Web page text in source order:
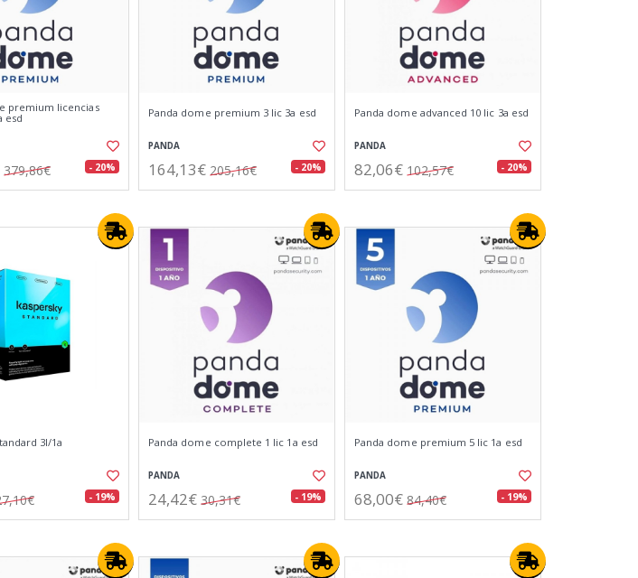
premium licencias
esd
379,86€ - 20%
Panda dome premium 3 lic 3a esd
PANDA
164,13€ 205,16€ - 20%
Panda dome advanced 10 lic 3a esd
PANDA
82,06€ 102,57€ - 20%
3l/1a
- 19%
Panda dome complete 1 lic 1a esd
PANDA
24,42€ 30,31€ - 19%
Panda dome premium 5 lic 1a esd
PANDA
68,00€ 84,40€ - 19%